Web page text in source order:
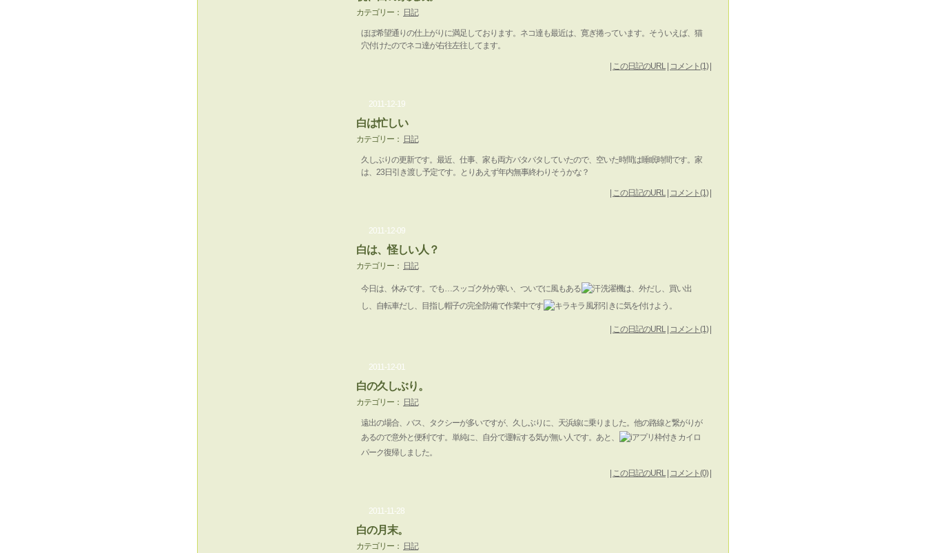
カテゴリー： 日記
ほぼ希望通りの仕上がりに満足しております。ネコ達も最近は、寛ぎ捲っています。そういえば、猫
穴付けたのでネコ達が右往左往してます。
この日記のURL| コメント(1)|
2011-12-19
白は忙しい
カテゴリー： 日記
久しぶりの更新です。最近、仕事、家も両方バタバタしていたので、空いた時間は睡眠時間です。家
は、23日引き渡し予定です。とりあえず年内無事終わりそうかな？
この日記のURL| コメント(1)|
2011-12-09
白は、怪しい人？
カテゴリー： 日記
今日は、休みです。でも…スッゴク外が寒い、ついでに風もある
洗濯機は、外だし、買い出
し、自転車だし、目指し帽子の完全防備で作業中です
風邪引きに気を付けよう。
この日記のURL| コメント(1)|
2011-12-01
白の久しぶり。
カテゴリー： 日記
遠出の場合、バス、タクシーが多いですが、久しぶりに、天浜線に乗りました。他の路線と繋がりが
あるので意外と便利です。単純に、自分で運転する気が無い人です。あと、
カイロ
パーク復帰しました。
この日記のURL| コメント(0)|
2011-11-28
白の月末。
カテゴリー： 日記